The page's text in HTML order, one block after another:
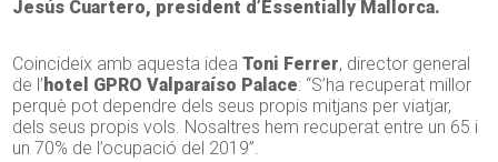
Jesús Cuartero, president d’Essentially Mallorca.
Coincideix amb aquesta ideaToni Ferrer, director general
de l’ hotel GPRO Valparaíso Palace: “S’ha recuperat millor
perquè pot dependre dels seus propis mitjans per viatjar,
dels seus propis vols. Nosaltres hem recuperat entre un 65 i
un 70% de l’ocupació del 2019”.